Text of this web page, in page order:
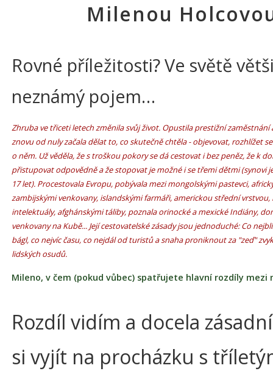
Milenou
Rovné příležitosti? Ve světě
neznámý pojem…
Zhruba ve třiceti letech změnila svůj život. Opustila prestižní zaměstnání
znovu od nuly začala dělat to, co skutečně chtěla - objevovat, rozhlížet
o něm. Už věděla, že s troškou pokory se dá cestovat i bez peněz, že k
přistupovat odpovědně a že stopovat je možné i se třemi dětmi (synovi
17 let). Procestovala Evropu, pobývala mezi mongolskými pastevci,
zambijskými venkovany, islandskými farmáři, americkou střední vrstvou,
intelektuály, afghánskými táliby, poznala orinocké a mexické Indiány,
venkovany na Kubě... Její cestovatelské zásady jsou jednoduché: Co
bágl, co nejvíc času, co nejdál od turistů a snaha proniknout za "zeď"
lidských osudů.
Mileno, v čem (pokud vůbec) spatřujete hlavní rozdíly mezi
Rozdíl vidím a docela
si vyjít na procházku s